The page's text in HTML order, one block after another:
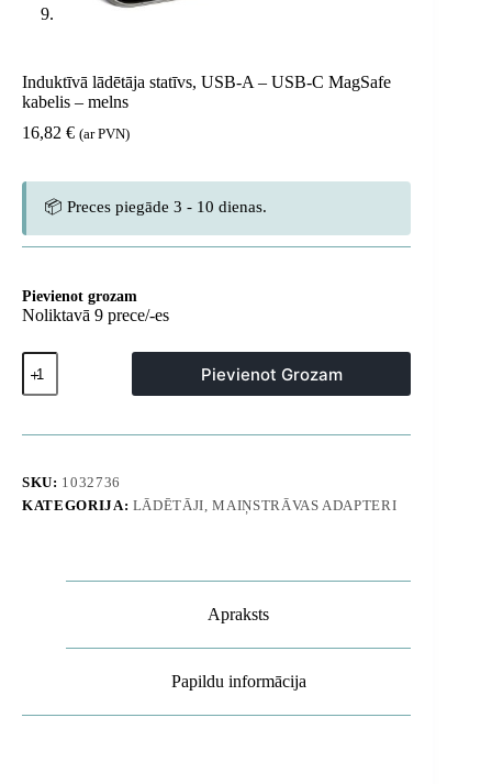
Induktīvā lādētāja statīvs, USB-A – USB-C MagSafe
kabelis – melns
16,82 € (ar PVN)
📦 Preces piegāde 3 - 10 dienas.
Pievienot grozam
Noliktavā 9 prece/-es
Induktīvā
lādētāja
statīvs,
A
C
MagSafe
daudzums
Pievienot Grozam
SKU: 1032736
KATEGORIJA: LĀDĒTĀJI, MAIŅSTRĀVAS ADAPTERI
Apraksts
Papildu informācija